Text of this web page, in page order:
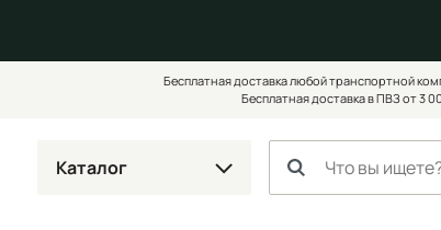
Бесплатная доставка любой транспортной
Бесплатная доставка в ПВЗ от 3
Каталог